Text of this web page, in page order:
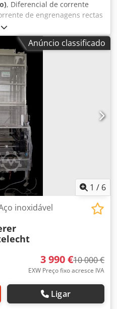
, Diferencial de corrente
de engrenagens rectas
2001, muito pouco usado
kg Corrente de carga 10 x
Anúncio classificado
1 / 6
inoxidável
3 990 €10 000 €
EXW Preço fixo acresce IVA
Ligar